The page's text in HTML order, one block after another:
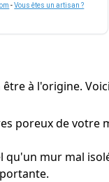
-Vous êtes un artisan ?
à l'origine.
poreux de votre
mur mal